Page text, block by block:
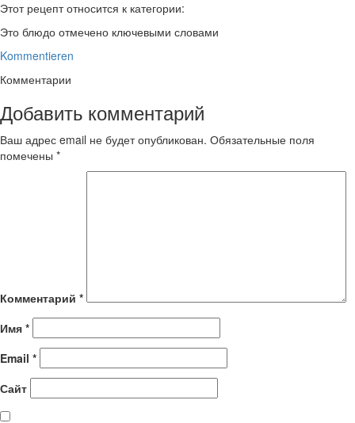
Этот рецепт относится к категории:
Это блюдо отмечено ключевыми словами
Kommentieren
Комментарии
Добавить комментарий
Ваш адрес email не будет опубликован. Обязательные поля
помечены *
Комментарий *
Имя *
Email *
Сайт